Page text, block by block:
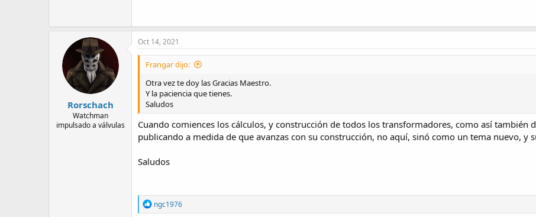
Rorschach
Watchman
impulsado a válvulas
Oct 14, 2021
Frangar dijo:
Otra vez te doy las Gracias Maestro.
Y la paciencia que tienes.
Saludos
Cuando comiences los cálculos, y construcción de todos los transformadores, como así también
publicando a medida de que avanzas con su construcción, no aquí, sinó como un tema nuevo,
Saludos
R
e
ngc1976